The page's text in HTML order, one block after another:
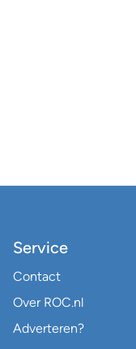
Service
Contact
Over ROC.nl
Adverteren?